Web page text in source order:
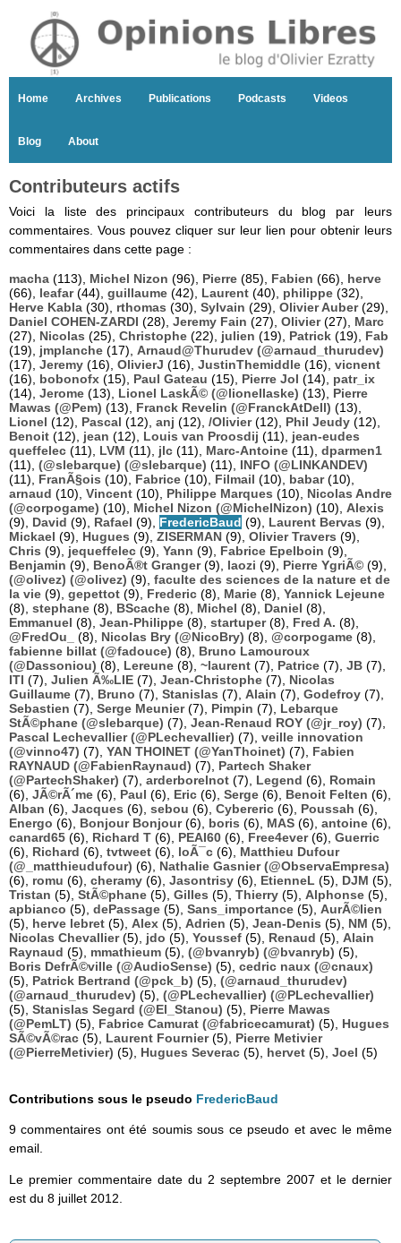
Home Archives Publications Podcasts Videos
Blog About
Contributeurs actifs
Voici la liste des principaux contributeurs du blog par leurs
commentaires. Vous pouvez cliquer sur leur lien pour obtenir leurs
commentaires dans cette page :
macha (113), Michel Nizon (96), Pierre (85), Fabien (66), herve
(66), leafar(44), guillaume (42), Laurent (40), philippe (32),
Herve Kabla (30), rthomas (30), Sylvain (29), Olivier Auber(29),
Daniel COHEN-ZARDI (28), Jeremy Fain (27), Olivier(27), Marc
(27), Nicolas (25), Christophe (22), julien (19), Patrick (19), Fab
(19), jmplanche (17), Arnaud@Thurudev (@arnaud_thurudev)
(17), Jeremy (16), OlivierJ (16), JustinThemiddle (16), vicnent
(16), bobonofx (15), Paul Gateau (15), Pierre Jol (14), patr_ix
(14), Jerome (13), Lionel LaskÃ© (@lionellaske) (13), Pierre
Mawas (@Pem) (13), Franck Revelin (@FranckAtDell) (13),
Lionel (12), Pascal (12), anj (12), /Olivier(12), Phil Jeudy (12),
Benoit (12), jean (12), Louis van Proosdij (11), jean-eudes
queffelec (11), LVM (11), jlc (11), Marc-Antoine (11), dparmen1
(11), (@slebarque) (@slebarque) (11), INFO (@LINKANDEV)
(11), FranÃ§ois (10), Fabrice (10), Filmail (10), babar(10),
arnaud (10), Vincent (10), Philippe Marques (10), Nicolas Andre
(@corpogame) (10), Michel Nizon (@MichelNizon) (10), Alexis
(9), David (9), Rafael (9), FredericBaud (9), Laurent Bervas (9),
Mickael (9), Hugues (9), ZISERMAN (9), Olivier Travers (9),
Chris (9), jequeffelec (9), Yann (9), Fabrice Epelboin (9),
Benjamin (9), BenoÃ®t Granger(9), laozi (9), Pierre YgriÃ© (9),
(@olivez) (@olivez) (9), faculte des sciences de la nature et de
la vie (9), gepettot (9), Frederic (8), Marie (8), Yannick Lejeune
(8), stephane (8), BScache (8), Michel (8), Daniel (8),
Emmanuel (8), Jean-Philippe (8), startuper(8), Fred A. (8),
@FredOu_
(8), Nicolas Bry (@NicoBry) (8), @corpogame (8),
fabienne billat (@fadouce) (8), Bruno Lamouroux
(@Dassoniou) (8), Lereune (8), ~laurent (7), Patrice (7), JB (7),
ITI (7), Julien Ã‰LIE (7), Jean-Christophe (7), Nicolas
Guillaume (7), Bruno (7), Stanislas (7), Alain (7), Godefroy (7),
Sebastien (7), Serge Meunier(7), Pimpin (7), Lebarque
StÃ©phane (@slebarque) (7), Jean-Renaud ROY (@jr_roy) (7),
Pascal Lechevallier (@PLechevallier) (7), veille innovation
(@vinno47) (7), YAN THOINET (@YanThoinet) (7), Fabien
RAYNAUD (@FabienRaynaud) (7), Partech Shaker
(@PartechShaker) (7), arderborelnot (7), Legend (6), Romain
(6), JÃ©rÃ´me (6), Paul (6), Eric (6), Serge (6), Benoit Felten (6),
Alban (6), Jacques (6), sebou (6), Cybereric (6), Poussah (6),
Energo (6), Bonjour Bonjour(6), boris (6), MAS (6), antoine (6),
canard65 (6), Richard T (6), PEAI60 (6), Free4ever(6), Guerric
(6), Richard (6), tvtweet (6), loÃ¯c (6), Matthieu Dufour
(@_matthieudufour) (6), Nathalie Gasnier (@ObservaEmpresa)
(6), romu (6), cheramy (6), Jasontrisy (6), EtienneL (5), DJM (5),
Tristan (5), StÃ©phane (5), Gilles (5), Thierry (5), Alphonse (5),
apbianco (5), dePassage (5), Sans_importance (5), AurÃ©lien
(5), herve lebret (5), Alex (5), Adrien (5), Jean-Denis (5), NM (5),
Nicolas Chevallier(5), jdo (5), Youssef (5), Renaud (5), Alain
Raynaud (5), mmathieum (5), (@bvanryb) (@bvanryb) (5),
Boris DefrÃ©ville (@AudioSense) (5), cedric naux (@cnaux)
(5), Patrick Bertrand (@pck_b) (5), (@arnaud_thurudev)
(@arnaud_thurudev) (5), (@PLechevallier) (@PLechevallier)
(5), Stanislas Segard (@El_Stanou) (5), Pierre Mawas
(@PemLT) (5), Fabrice Camurat (@fabricecamurat) (5), Hugues
SÃ©vÃ©rac (5), Laurent Fournier(5), Pierre Metivier
(@PierreMetivier) (5), Hugues Severac (5), hervet (5), Joel (5)
Contributions sous le pseudo FredericBaud
9 commentaires ont été soumis sous ce pseudo et avec le même
email.
Le premier commentaire date du 2 septembre 2007 et le dernier
est du 8 juillet 2012.